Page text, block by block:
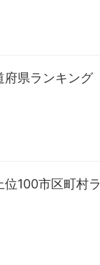
県ランキング
100市区町村